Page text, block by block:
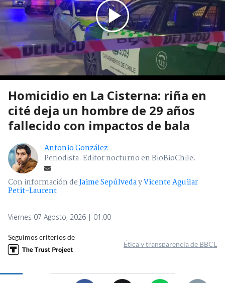
Homicidio en La Cisterna: riña en
cité deja un hombre de 29 años
fallecido con impactos de bala
Antonio González
Periodista. Editor nocturno en BioBioChile.
Con información deJaime SepúlvedayVicente Aguilar
Petit-Laurent
Viernes 07 Agosto, 2026 | 01:00
Seguimos criterios de
Ética y transparencia de BBCL